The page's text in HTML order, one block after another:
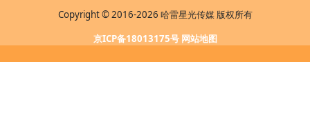
Copyright © 2016-2026 哈雷星光传媒 版权所有
京ICP备18013175号 网站地图